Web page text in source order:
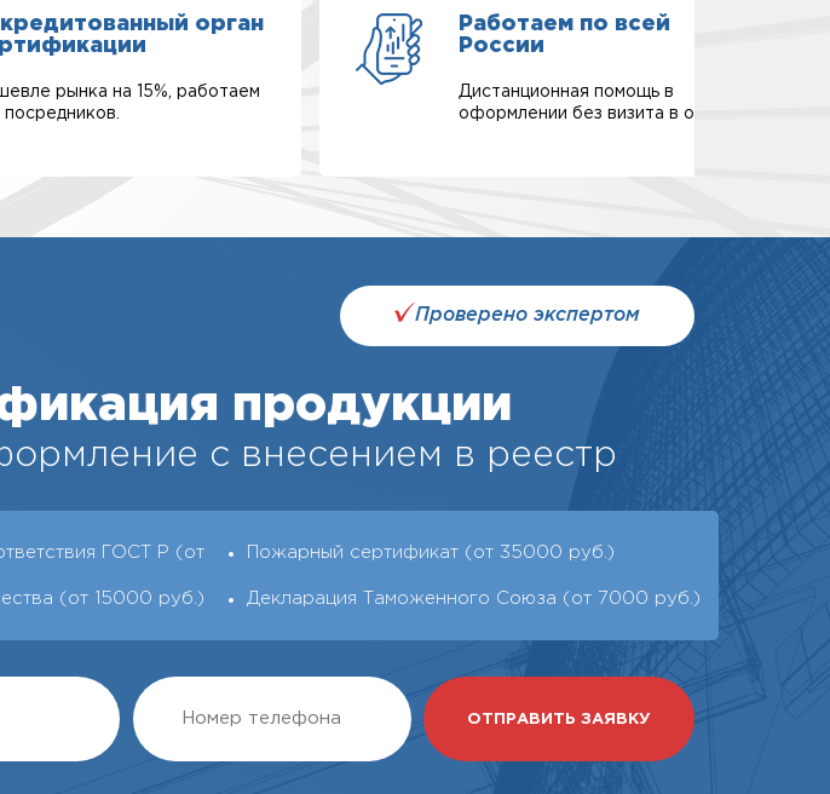
орган
рынка на 15%, работаем
посредников.
Работаем по всей
России
Дистанционная помощь в
оформлении без визита в офис.
Проверено экспертом
продукции
с внесением в реестр
ГОСТ Р (от
Пожарный сертификат (от 35000 руб.)
(от 15000 руб.) Декларация Таможенного Союза (от 7000 руб.)